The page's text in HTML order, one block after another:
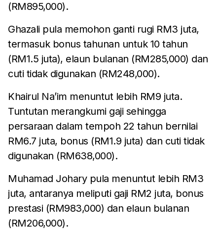
(RM895,000).
Ghazali pula memohon ganti rugi RM3 juta,
termasuk bonus tahunan untuk 10 tahun
(RM1.5 juta), elaun bulanan (RM285,000) dan
cuti tidak digunakan (RM248,000).
Khairul Na’im menuntut lebih RM9 juta.
Tuntutan merangkumi gaji sehingga
persaraan dalam tempoh 22 tahun bernilai
RM6.7 juta, bonus (RM1.9 juta) dan cuti tidak
digunakan (RM638,000).
Muhamad Johary pula menuntut lebih RM3
juta, antaranya meliputi gaji RM2 juta, bonus
prestasi (RM983,000) dan elaun bulanan
(RM206,000).